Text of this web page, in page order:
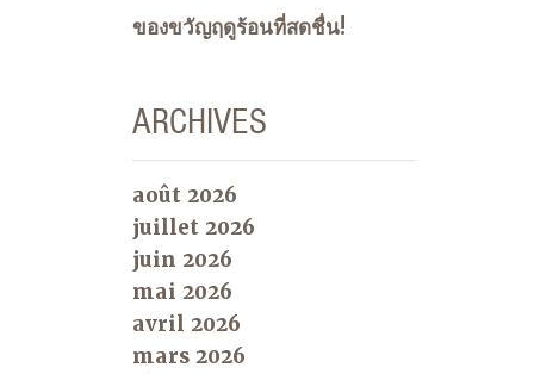
ของขวัญฤดูร้อนที่สดชื่น!
ARCHIVES
août 2026
juillet 2026
juin 2026
mai 2026
avril 2026
mars 2026